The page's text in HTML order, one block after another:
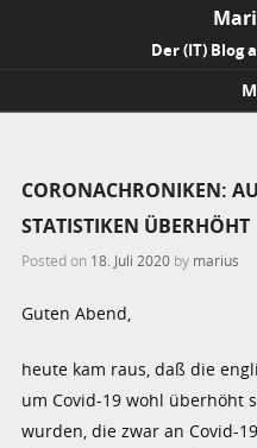
Der (IT) Blog
CORONACHRONIKEN:
STATISTIKEN ÜBERHÖHT
Posted on 18. Juli 2020 by marius
Guten Abend,
heute kam raus, daß die
um Covid-19 wohl überhöht
wurden, die zwar an Covid-